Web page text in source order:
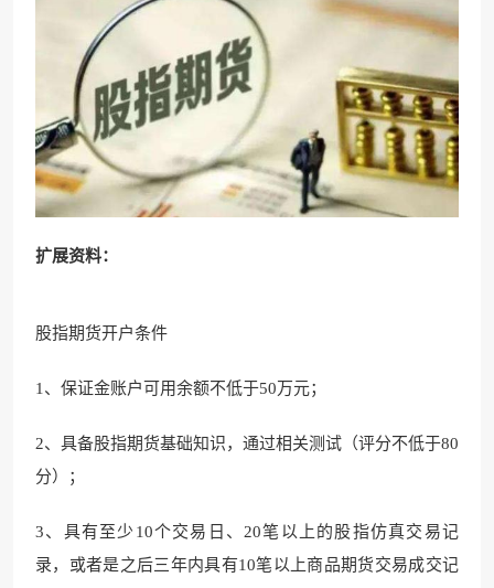
扩展资料：
股指期货开户条件
1、保证金账户可用余额不低于50万元；
2、具备股指期货基础知识，通过相关测试（评分不低于80
分）；
3、具有至少10个交易日、20笔以上的股指仿真交易记
录，或者是之后三年内具有10笔以上商品期货交易成交记